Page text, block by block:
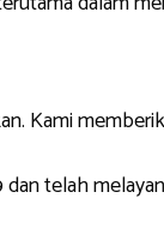
Kami
telah